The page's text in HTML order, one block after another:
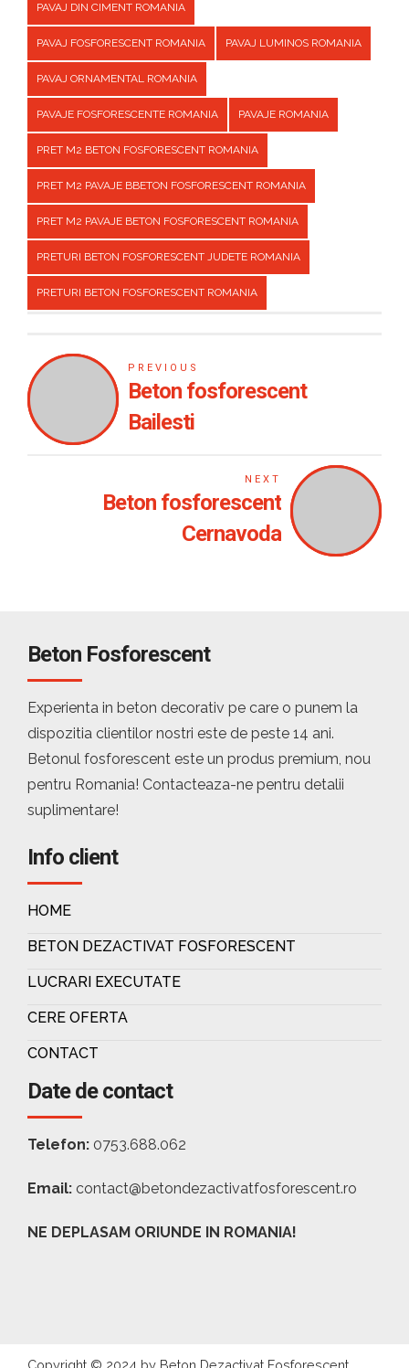
PAVAJ DIN CIMENT ROMANIA
PAVAJ FOSFORESCENT ROMANIA PAVAJ LUMINOS ROMANIA
PAVAJ ORNAMENTAL ROMANIA
PAVAJE FOSFORESCENTE ROMANIA PAVAJE ROMANIA
PRET M2 BETON FOSFORESCENT ROMANIA
PRET M2 PAVAJE BBETON FOSFORESCENT ROMANIA
PRET M2 PAVAJE BETON FOSFORESCENT ROMANIA
PRETURI BETON FOSFORESCENT JUDETE ROMANIA
PRETURI BETON FOSFORESCENT ROMANIA
PREVIOUS
Beton fosforescent
Bailesti
NEXT
Beton fosforescent
Cernavoda
Beton Fosforescent
Experienta in beton decorativ pe care o punem la
dispozitia clientilor nostri este de peste 14 ani.
Betonul fosforescent este un produs premium, nou
pentru Romania! Contacteaza-ne pentru detalii
suplimentare!
Info client
HOME
BETON DEZACTIVAT FOSFORESCENT
LUCRARI EXECUTATE
CERE OFERTA
CONTACT
Date de contact
Telefon: 0753.688.062
Email: contact@betondezactivatfosforescent.ro
NE DEPLASAM ORIUNDE IN ROMANIA!
Copyright © 2024 by Beton Dezactivat Fosforescent.